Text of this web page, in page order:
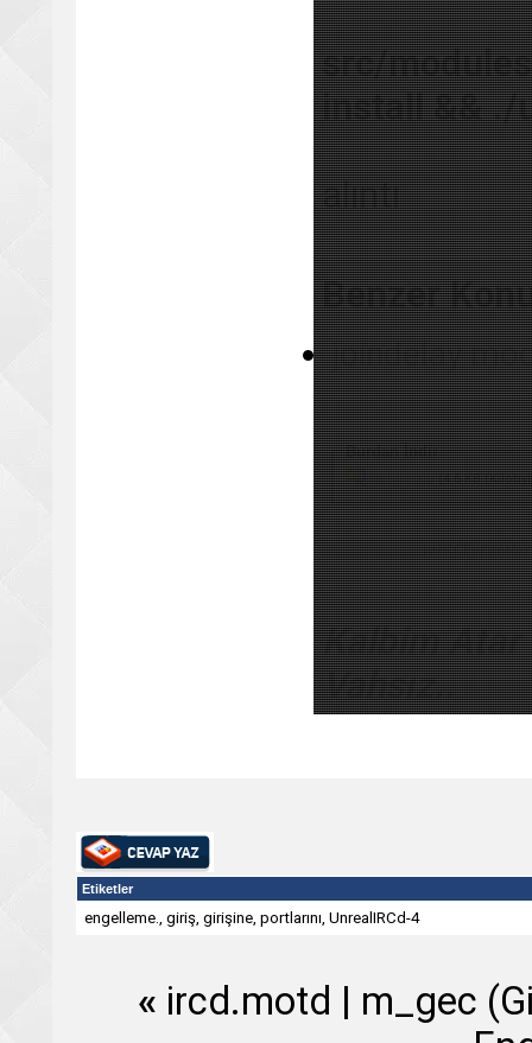
src/
install && ./
alıntı
Benzer
joindelay
Burdan İndir
webirc.zip(4.6 KB
Kalbim Atar
Vahsız..
Etiketler
engelleme., giriş, girişine, portlarını, UnrealIRCd-4
« ircd.motd | m_gec